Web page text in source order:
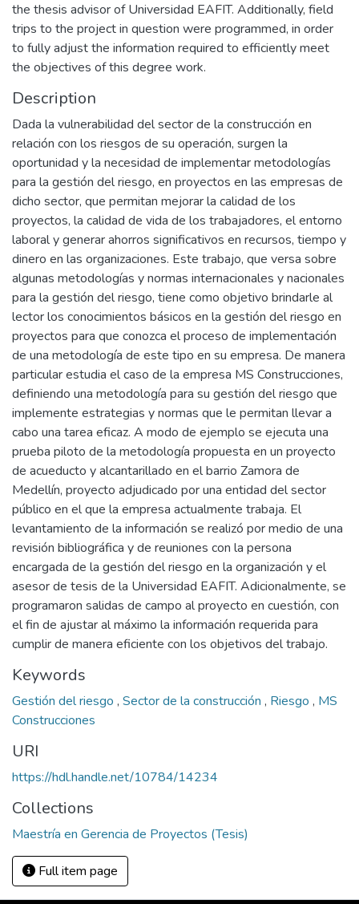
the thesis advisor of Universidad EAFIT. Additionally, field
trips to the project in question were programmed, in order
to fully adjust the information required to efficiently meet
the objectives of this degree work.
Description
Dada la vulnerabilidad del sector de la construcción en
relación con los riesgos de su operación, surgen la
oportunidad y la necesidad de implementar metodologías
para la gestión del riesgo, en proyectos en las empresas de
dicho sector, que permitan mejorar la calidad de los
proyectos, la calidad de vida de los trabajadores, el entorno
laboral y generar ahorros significativos en recursos, tiempo y
dinero en las organizaciones. Este trabajo, que versa sobre
algunas metodologías y normas internacionales y nacionales
para la gestión del riesgo, tiene como objetivo brindarle al
lector los conocimientos básicos en la gestión del riesgo en
proyectos para que conozca el proceso de implementación
de una metodología de este tipo en su empresa. De manera
particular estudia el caso de la empresa MS Construcciones,
definiendo una metodología para su gestión del riesgo que
implemente estrategias y normas que le permitan llevar a
cabo una tarea eficaz. A modo de ejemplo se ejecuta una
prueba piloto de la metodología propuesta en un proyecto
de acueducto y alcantarillado en el barrio Zamora de
Medellín, proyecto adjudicado por una entidad del sector
público en el que la empresa actualmente trabaja. El
levantamiento de la información se realizó por medio de una
revisión bibliográfica y de reuniones con la persona
encargada de la gestión del riesgo en la organización y el
asesor de tesis de la Universidad EAFIT. Adicionalmente, se
programaron salidas de campo al proyecto en cuestión, con
el fin de ajustar al máximo la información requerida para
cumplir de manera eficiente con los objetivos del trabajo.
Keywords
Gestión del riesgo , Sector de la construcción , Riesgo , MS
Construcciones
URI
https://hdl.handle.net/10784/14234
Collections
Maestría en Gerencia de Proyectos (Tesis)
Full item page